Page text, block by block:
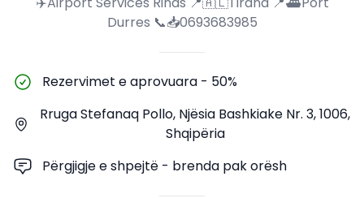
Durres 📞📥0693683985
Rezervimet e aprovuara - 50%
Rruga Stefanaq Pollo, Njësia Bashkiake Nr. 3, 1006,
Shqipëria
Përgjigje e shpejtë - brenda pak orësh